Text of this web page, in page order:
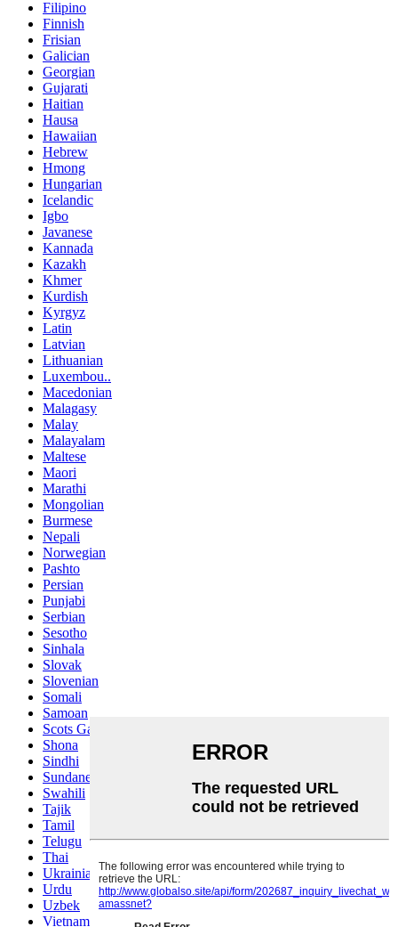
Filipino
Finnish
Frisian
Galician
Georgian
Gujarati
Haitian
Hausa
Hawaiian
Hebrew
Hmong
Hungarian
Icelandic
Igbo
Javanese
Kannada
Kazakh
Khmer
Kurdish
Kyrgyz
Latin
Latvian
Lithuanian
Luxembou..
Macedonian
Malagasy
Malay
Malayalam
Maltese
Maori
Marathi
Mongolian
Burmese
Nepali
Norwegian
Pashto
Persian
Punjabi
Serbian
Sesotho
Sinhala
Slovak
Slovenian
Somali
Samoan
Scots Gaelic
Shona
Sindhi
Sundanese
Swahili
Tajik
Tamil
Telugu
Thai
Ukrainian
Urdu
Uzbek
Vietnamese